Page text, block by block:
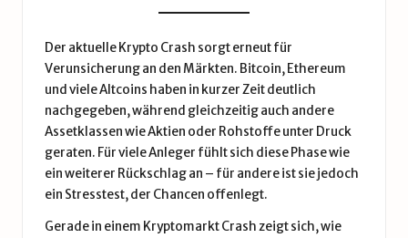
Der aktuelle Krypto Crash sorgt erneut für
Verunsicherung an den Märkten. Bitcoin, Ethereum
und viele Altcoins haben in kurzer Zeit deutlich
nachgegeben, während gleichzeitig auch andere
Assetklassen wie Aktien oder Rohstoffe unter Druck
geraten. Für viele Anleger fühlt sich diese Phase wie
ein weiterer Rückschlag an – für andere ist sie jedoch
ein Stresstest, der Chancen offenlegt.
Gerade in einem Kryptomarkt Crash zeigt sich, wie